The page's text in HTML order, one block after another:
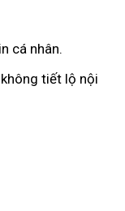
cá nhân.
tiết lộ nội